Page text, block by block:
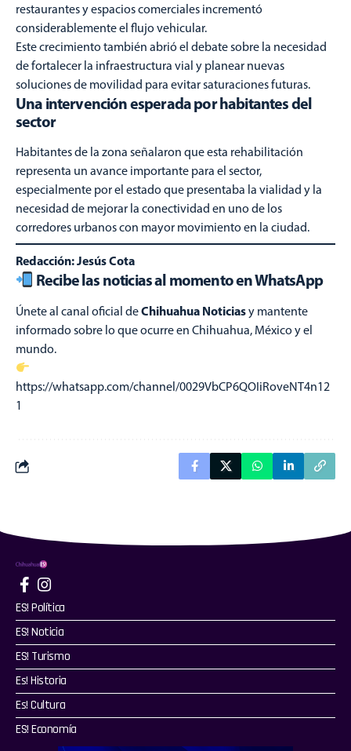
restaurantes y espacios comerciales incrementó
considerablemente el flujo vehicular.
Este crecimiento también abrió el debate sobre la necesidad
de fortalecer la infraestructura vial y planear nuevas
soluciones de movilidad para evitar saturaciones futuras.
Una intervención esperada por habitantes del
sector
Habitantes de la zona señalaron que esta rehabilitación
representa un avance importante para el sector,
especialmente por el estado que presentaba la vialidad y la
necesidad de mejorar la conectividad en uno de los
corredores urbanos con mayor movimiento en la ciudad.
Redacción: Jesús Cota
Recibe las noticias al momento en WhatsApp
Únete al canal oficial deChihuahua Noticiasy mantente
informado sobre lo que ocurre en Chihuahua, México y el
mundo.
https://whatsapp.com/channel/0029VbCP6QOIiRoveNT4n12
1
ES! Política
ES! Noticia
ES! Turismo
Es! Historia
Es! Cultura
ES! Economía